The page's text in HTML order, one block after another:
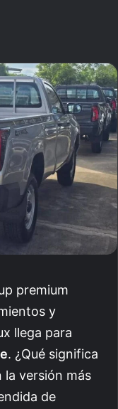
premium
y
llega para
. ¿Qué significa
la versión más
de